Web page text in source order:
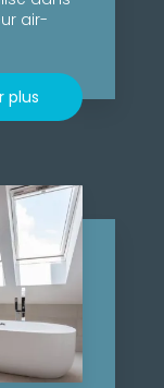
air-
plus